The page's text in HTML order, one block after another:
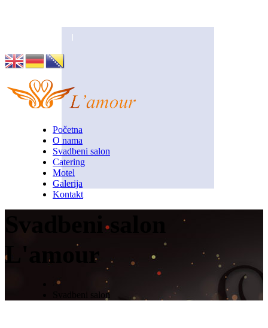
Početna
O nama
Svadbeni salon
Catering
Motel
Galerija
Kontakt
Svadbeni salon
L'amour
Svadbeni salon